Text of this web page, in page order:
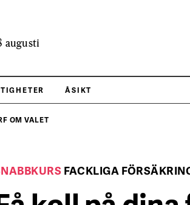
augusti
ÅSIKT
OM VALET
FACKLIGA